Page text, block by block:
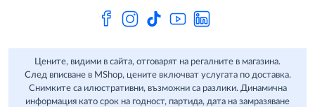
Цените, видими в сайта, отговарят на регалните в магазина.
След вписване в MShop, цените включват услугата по доставка.
Снимките са илюстративни, възможни са разлики. Динамична
информация като срок на годност, партида, дата на замразяване